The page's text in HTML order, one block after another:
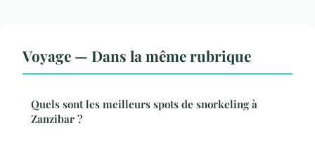
Voyage — Dans la même rubrique
Quels sont les meilleurs spots de snorkeling à
Zanzibar ?